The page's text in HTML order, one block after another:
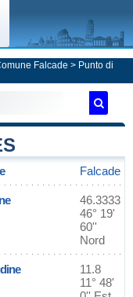
Falcade > Punto di
Falcade
46.3333
46° 19'
60''
Nord
11.8
11° 48'